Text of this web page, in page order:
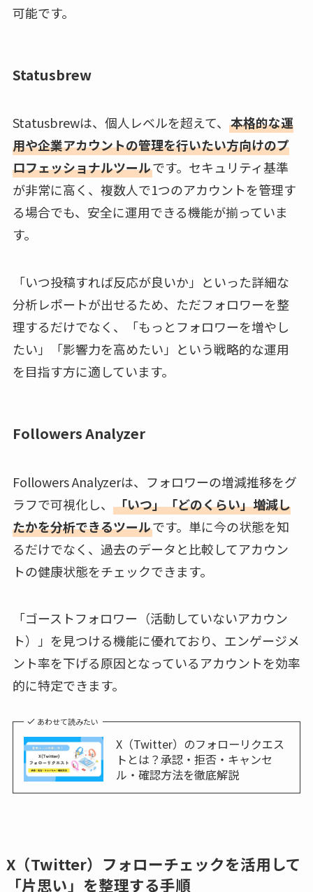
可能です。
Statusbrew
Statusbrewは、個人レベルを超えて、 本格的な運
用や企業アカウントの管理を行いたい方向けのプ
ロフェッショナルツールです。セキュリティ基準
が非常に高く、複数人で1つのアカウントを管理す
る場合でも、安全に運用できる機能が揃っていま
す。
「いつ投稿すれば反応が良いか」といった詳細な
分析レポートが出せるため、ただフォロワーを整
理するだけでなく、「もっとフォロワーを増やし
たい」「影響力を高めたい」という戦略的な運用
を目指す方に適しています。
Followers Analyzer
Followers Analyzerは、フォロワーの増減推移をグ
ラフで可視化し、 「いつ」「どのくらい」増減し
たかを分析できるツールです。単に今の状態を知
るだけでなく、過去のデータと比較してアカウン
トの健康状態をチェックできます。
「ゴーストフォロワー（活動していないアカウン
ト）」を見つける機能に優れており、エンゲージメ
ント率を下げる原因となっているアカウントを効率
的に特定できます。
あわせて読みたい
X（Twitter）のフォローリクエス
トとは？承認・拒否・キャンセ
ル・確認方法を徹底解説
X（Twitter）フォローチェックを活用して
「片思い」を整理する手順